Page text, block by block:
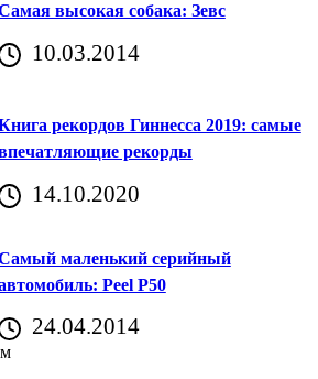
высокая собака: Зевс
10.03.2014
рекордов Гиннесса 2019: самые
рекорды
14.10.2020
маленький серийный
Peel P50
24.04.2014